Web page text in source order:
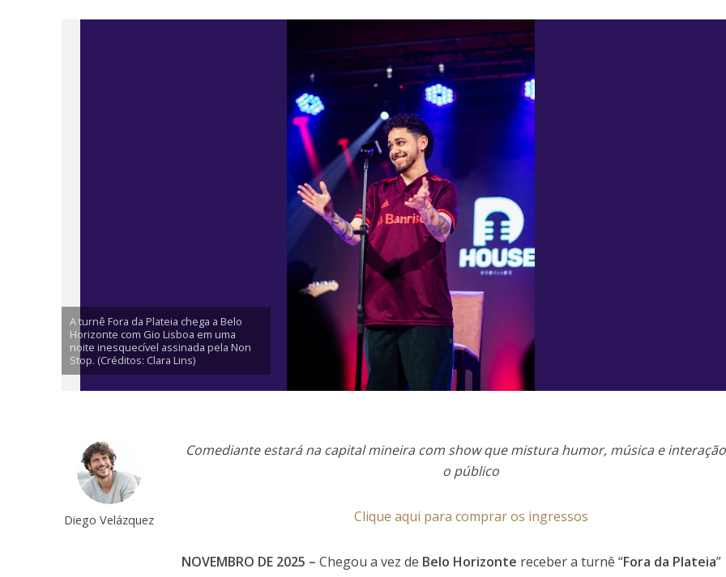
A turnê Fora da Plateia chega a Belo
Horizonte com Gio Lisboa em uma
noite inesquecível assinada pela Non
Stop. (Créditos: Clara Lins)
Diego Velázquez
Comediante estará na capital mineira com show que mistura humor, música e
o público
Clique aqui para comprar os ingressos
NOVEMBRO DE 2025 –Chegou a vez de Belo Horizonte receber a turnê “Fora da Plateia”